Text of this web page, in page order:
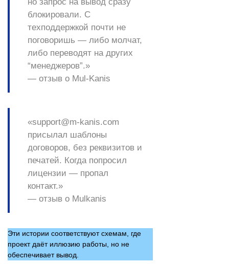
блокировали. С
техподдержкой почти не
поговоришь — либо молчат,
либо переводят на других
“менеджеров”.»
— отзыв о Mul-Kanis
«support@m-kanis.com
присылал шаблоны
договоров, без реквизитов и
печатей. Когда попросил
лицензии — пропал
контакт.»
— отзыв о Mulkanis
Эти истории соответствуют схемам, где
проект даёт иллюзию работы, но не
обеспечивает вывод.